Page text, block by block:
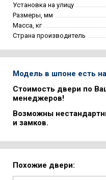
Установка на улицу
Размеры, мм
Масса, кг
Страна производитель
Модель в шпоне есть
Стоимость двери по
менеджеров!
Возможны
и замков.
Похожие двери: